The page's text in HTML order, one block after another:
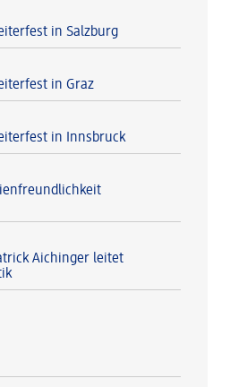
in Salzburg
in Graz
in Innsbruck
Aichinger leitet